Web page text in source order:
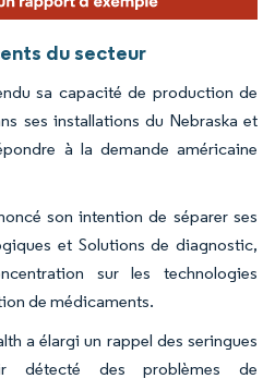
du secteur
sa capacité de production de
ses installations du Nebraska et
à la demande américaine
son intention de séparer ses
et Solutions de diagnostic,
sur les technologies
de médicaments.
a élargi un rappel des seringues
détecté des problèmes de